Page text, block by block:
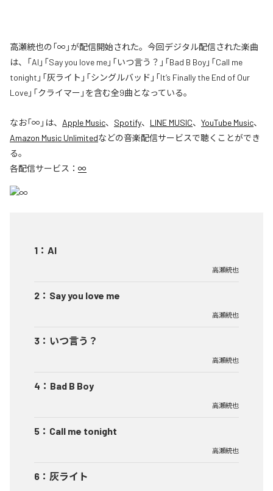
高瀬統也の「∞」が配信開始された。今回デジタル配信された楽曲
は、「AI」「Say you love me」「いつ言う？」「Bad B Boy」「Call me
tonight」「灰ライト」「シングルバッド」「It’s Finally the End of Our
Love」「クライマー」を含む全9曲となっている。
なお「∞ 」は、 Apple Music、 Spotify、 LINE MUSIC、 YouTube Music、
Amazon Music Unlimitedなどの音楽配信サービスで聴くことができ
る。
各配信サービス： ∞
1 ： AI
高瀬統也
2 ： Say you love me
高瀬統也
3 ： いつ言う？
高瀬統也
4 ： Bad B Boy
高瀬統也
5 ： Call me tonight
高瀬統也
6 ： 灰ライト